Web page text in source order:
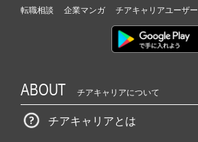
転職相談
企業マンガ チアキャリアユーザ
ABOUT チアキャリアについて
チアキャリアとは